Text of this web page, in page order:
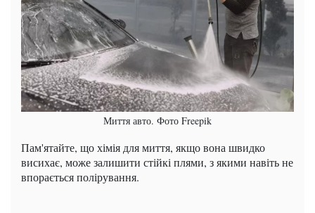
Миття авто. Фото Freepik
Пам'ятайте, що хімія для миття, якщо вона швидко
висихає, може залишити стійкі плями, з якими навіть не
впорається полірування.